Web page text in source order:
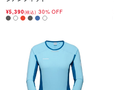
¥5,390(税込) 30% OFF